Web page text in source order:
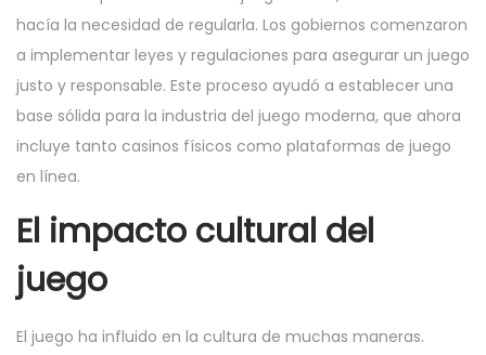
hacía la necesidad de regularla. Los gobiernos comenzaron
a implementar leyes y regulaciones para asegurar un juego
justo y responsable. Este proceso ayudó a establecer una
base sólida para la industria del juego moderna, que ahora
incluye tanto casinos físicos como plataformas de juego
en línea.
El impacto cultural del
juego
El juego ha influido en la cultura de muchas maneras.